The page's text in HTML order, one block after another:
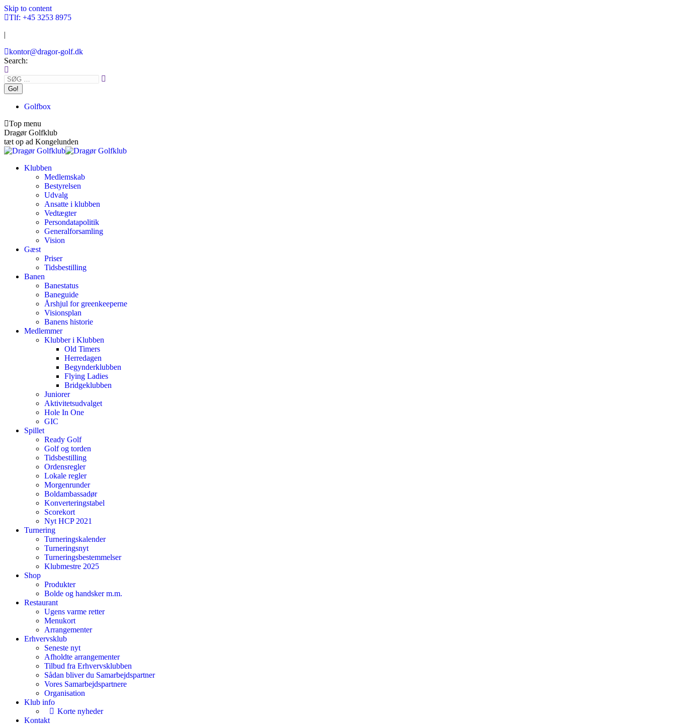
Skip to content
Tlf: +45 3253 8975
|
kontor@dragor-golf.dk
Search:
Golfbox
Top menu
Dragør Golfklub
tæt op ad Kongelunden
Klubben
Medlemskab
Bestyrelsen
Udvalg
Ansatte i klubben
Vedtægter
Persondatapolitik
Generalforsamling
Vision
Gæst
Priser
Tidsbestilling
Banen
Banestatus
Baneguide
Årshjul for greenkeeperne
Visionsplan
Banens historie
Medlemmer
Klubber i Klubben
Old Timers
Herredagen
Begynderklubben
Flying Ladies
Bridgeklubben
Juniorer
Aktivitetsudvalget
Hole In One
GIC
Spillet
Ready Golf
Golf og torden
Tidsbestilling
Ordensregler
Lokale regler
Morgenrunder
Boldambassadør
Konverteringstabel
Scorekort
Nyt HCP 2021
Turnering
Turneringskalender
Turneringsnyt
Turneringsbestemmelser
Klubmestre 2025
Shop
Produkter
Bolde og handsker m.m.
Restaurant
Ugens varme retter
Menukort
Arrangementer
Erhvervsklub
Seneste nyt
Afholdte arrangementer
Tilbud fra Erhvervsklubben
Sådan bliver du Samarbejdspartner
Vores Samarbejdspartnere
Organisation
Klub info
Korte nyheder
Kontakt